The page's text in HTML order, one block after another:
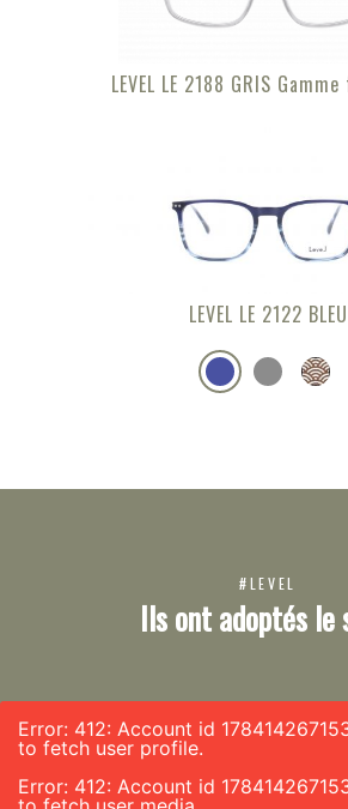
LEVEL LE 2188 GRIS
LEVEL LE 2122 BLEU
#LEVEL
Ils ont adoptés le
Error: 412: Account id
to fetch user profile.
Error: 412: Account id